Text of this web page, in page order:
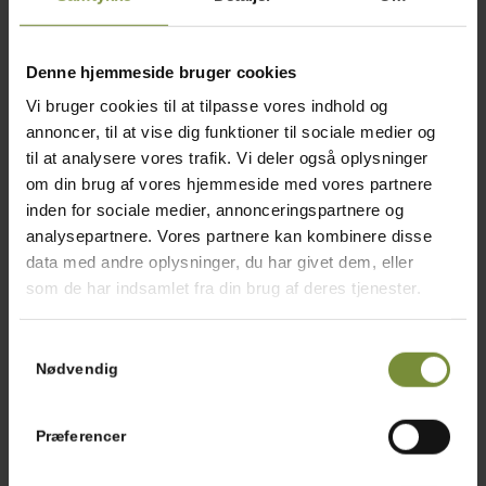
Denne hjemmeside bruger cookies
Vi bruger cookies til at tilpasse vores indhold og
annoncer, til at vise dig funktioner til sociale medier og
til at analysere vores trafik. Vi deler også oplysninger
om din brug af vores hjemmeside med vores partnere
inden for sociale medier, annonceringspartnere og
analysepartnere. Vores partnere kan kombinere disse
data med andre oplysninger, du har givet dem, eller
som de har indsamlet fra din brug af deres tjenester.
Nødvendig
Præferencer
Salt og peber
Tilberedning
Tahin dressing: Blend tahin, olivenolie,
honning, hvidløg, mynteblade, persille og
dild
sammen. Krydr med salt og peber. Tilsæt
Steg inderfilet stykkerne på en varm pande
skal ca. have 2-3 minutter på hver side,